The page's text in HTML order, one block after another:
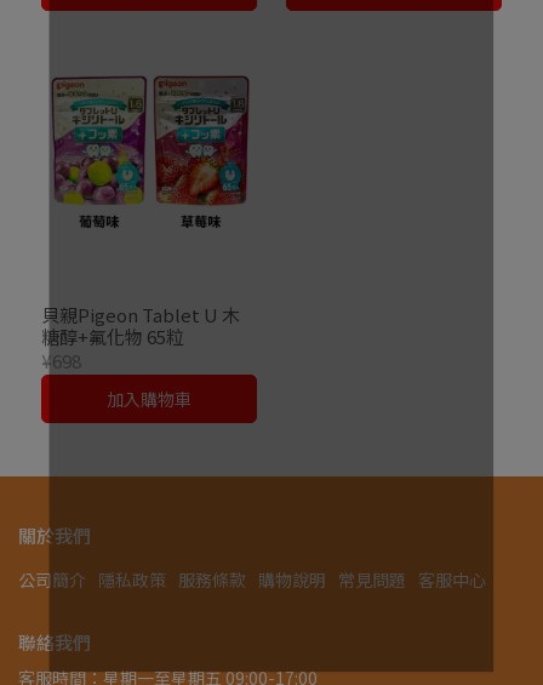
貝親Pigeon Tablet U 木
糖醇+氟化物 65粒
¥698
加入購物車
關於我們
公司簡介 隱私政策 服務條款 購物說明 常見問題 客服中心
聯絡我們
客服時間：星期一至星期五 09:00-17:00